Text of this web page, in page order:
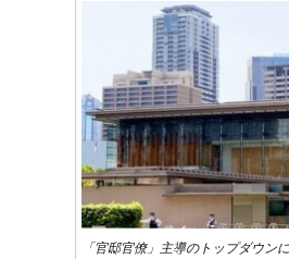
「官邸官僚」主導のトップダウン